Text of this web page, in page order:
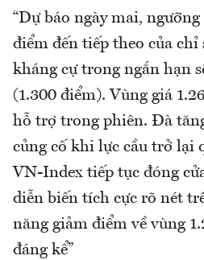
“Dự báo ngày mai, ngưỡng
điểm đến tiếp theo của
kháng cự trong ngắn hạn
(1.300 điểm). Vùng giá
hỗ trợ trong phiên. Đà
củng cố khi lực cầu trở lại
VN-Index tiếp tục đóng
diễn biến tích cực rõ nét
năng giảm điểm về vùng
đáng kể”